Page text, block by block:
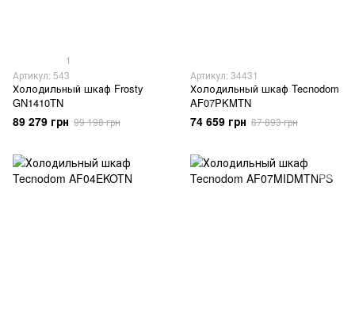
1
Артикул: 543
Холодильный шкаф Frosty
GN1410TN
89 279 грн 99 198 грн
Артикул: 34431
Холодильный шкаф Tecnodom
AF07PKMTN
74 659 грн 87 893 грн